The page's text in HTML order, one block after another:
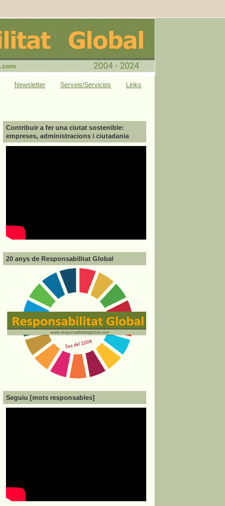
Newsletter Serveis/Servicios Links
Contribuir a fer una ciutat sostenible:
empreses, administracions i ciutadania
20 anys de Responsabilitat Global
Seguiu [mots responsables]